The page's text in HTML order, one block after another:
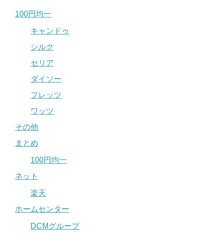
100円均一
キャンドゥ
シルク
セリア
ダイソー
フレッツ
ワッツ
その他
まとめ
100円均一
ネット
楽天
ホームセンター
DCMグループ